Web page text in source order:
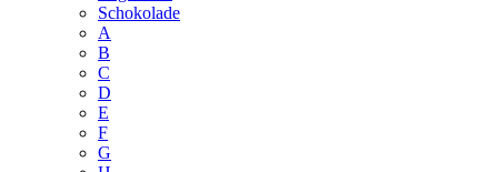
Schokolade
A
B
C
D
E
F
G